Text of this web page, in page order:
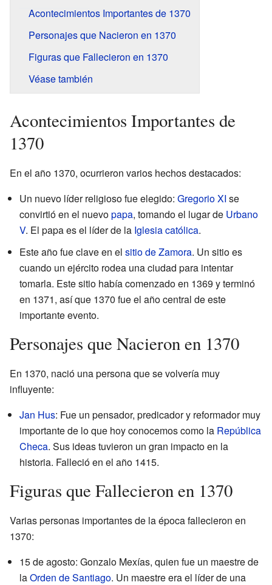
Acontecimientos Importantes de 1370
Personajes que Nacieron en 1370
Figuras que Fallecieron en 1370
Véase también
Acontecimientos Importantes de
1370
En el año 1370, ocurrieron varios hechos destacados:
Un nuevo líder religioso fue elegido: Gregorio XI se
convirtió en el nuevopapa, tomando el lugar de Urbano
V. El papa es el líder de la Iglesia católica.
Este año fue clave en el sitio de Zamora. Un sitio es
cuando un ejército rodea una ciudad para intentar
tomarla. Este sitio había comenzado en 1369 y terminó
en 1371, así que 1370 fue el año central de este
importante evento.
Personajes que Nacieron en 1370
En 1370, nació una persona que se volvería muy
influyente:
Jan Hus: Fue un pensador, predicador y reformador muy
importante de lo que hoy conocemos como la República
Checa. Sus ideas tuvieron un gran impacto en la
historia. Falleció en el año 1415.
Figuras que Fallecieron en 1370
Varias personas importantes de la época fallecieron en
1370:
15 de agosto: Gonzalo Mexías, quien fue un maestre de
laOrden de Santiago. Un maestre era el líder de una